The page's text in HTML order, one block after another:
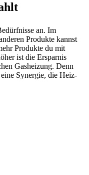
an. Im
Produkte kannst
Produkte du mit
ist die Ersparnis
Gasheizung. Denn
Synergie, die Heiz-